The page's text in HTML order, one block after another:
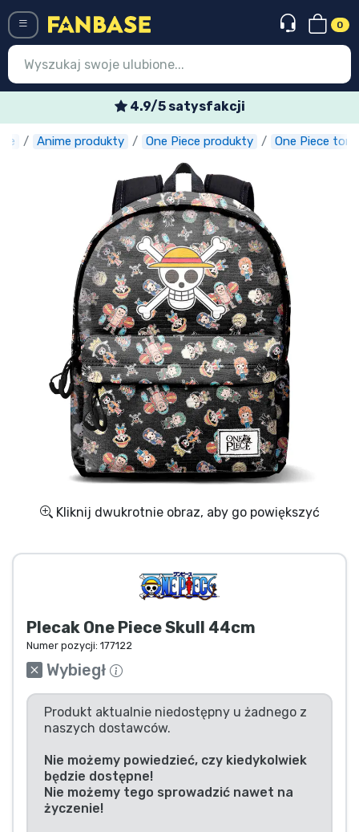
0
4.9/5 satysfakcji
Anime produkty One Piece produkty One Piece
Kliknij dwukrotnie obraz, aby go powiększyć
Plecak One Piece Skull 44cm
Numer pozycji: 177122
Wybiegł
Produkt aktualnie niedostępny u żadnego z
naszych dostawców.
Nie możemy powiedzieć, czy kiedykolwiek
będzie dostępne!
Nie możemy tego sprowadzić nawet na
życzenie!
Wejście Rejestracja
Najnowsze rzeczy
Oferty specjalne
Doręczenie ekspresowe
Przedsprzedaż
Outlet produkty
Wysyłka i płatność
Rzeczy seryjne
Rzeczy filmowe
Wspaniałe rzeczy
Rzeczy z anime
Rzeczy dla graczy
Rzeczy sportowe
Rzeczy muzyczne
Typy produktów
Marki